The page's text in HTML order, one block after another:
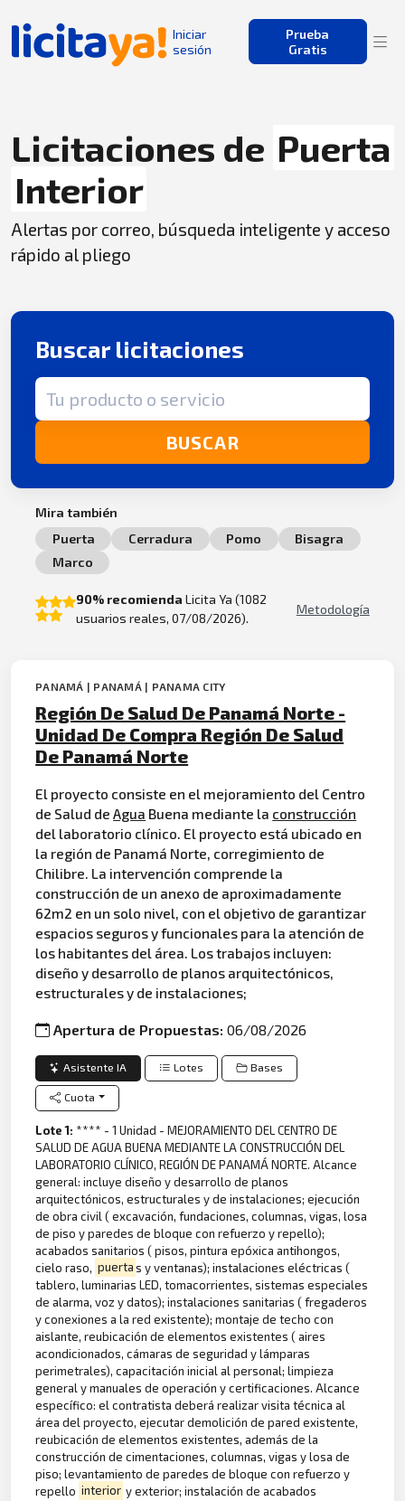
Iniciar
sesión
Prueba
Gratis
Licitaciones de Puerta
Interior
Alertas por correo, búsqueda inteligente y acceso
rápido al pliego
Buscar licitaciones
Término de búsqueda
BUSCAR
Mira también
Puerta
Cerradura Pomo
Bisagra
Marco
90% recomienda Licita Ya (1082
usuarios reales, 07/08/2026).
Metodología
PANAMÁ | PANAMÁ | PANAMA CITY
Región De Salud De Panamá Norte -
Unidad De Compra Región De Salud
De Panamá Norte
El proyecto consiste en el mejoramiento del Centro
de Salud deAgua Buena mediante la construcción
del laboratorio clínico. El proyecto está ubicado en
la región de Panamá Norte, corregimiento de
Chilibre. La intervención comprende la
construcción de un anexo de aproximadamente
62m2 en un solo nivel, con el objetivo de garantizar
espacios seguros y funcionales para la atención de
los habitantes del área. Los trabajos incluyen:
diseño y desarrollo de planos arquitectónicos,
estructurales y de instalaciones;
Apertura de Propuestas:06/08/2026
Asistente IA Lotes Bases
Cuota
Lote 1: **** - 1 Unidad - MEJORAMIENTO DEL CENTRO DE
SALUD DE AGUA BUENA MEDIANTE LA CONSTRUCCIÓN DEL
LABORATORIO CLÍNICO, REGIÓN DE PANAMÁ NORTE. Alcance
general: incluye diseño y desarrollo de planos
arquitectónicos, estructurales y de instalaciones; ejecución
de obra civil ( excavación, fundaciones, columnas, vigas, losa
de piso y paredes de bloque con refuerzo y repello);
acabados sanitarios ( pisos, pintura epóxica antihongos,
cielo raso, puertas y ventanas); instalaciones eléctricas (
tablero, luminarias LED, tomacorrientes, sistemas especiales
de alarma, voz y datos); instalaciones sanitarias ( fregaderos
y conexiones a la red existente); montaje de techo con
aislante, reubicación de elementos existentes ( aires
acondicionados, cámaras de seguridad y lámparas
perimetrales), capacitación inicial al personal; limpieza
general y manuales de operación y certificaciones. Alcance
específico: el contratista deberá realizar visita técnica al
área del proyecto, ejecutar demolición de pared existente,
reubicación de elementos existentes, además de la
construcción de cimentaciones, columnas, vigas y losa de
piso; levantamiento de paredes de bloque con refuerzo y
repello interior y exterior; instalación de acabados